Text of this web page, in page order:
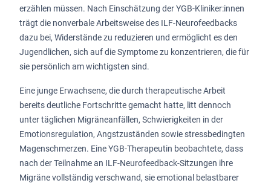
erzählen müssen. Nach Einschätzung der YGB-Kliniker:innen
trägt die nonverbale Arbeitsweise des ILF-Neurofeedbacks
dazu bei, Widerstände zu reduzieren und ermöglicht es den
Jugendlichen, sich auf die Symptome zu konzentrieren, die für
sie persönlich am wichtigsten sind.
Eine junge Erwachsene, die durch therapeutische Arbeit
bereits deutliche Fortschritte gemacht hatte, litt dennoch
unter täglichen Migräneanfällen, Schwierigkeiten in der
Emotionsregulation, Angstzuständen sowie stressbedingten
Magenschmerzen. Eine YGB-Therapeutin beobachtete, dass
nach der Teilnahme an ILF-Neurofeedback-Sitzungen ihre
Migräne vollständig verschwand, sie emotional belastbarer